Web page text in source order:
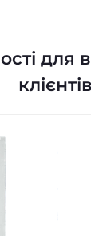
для
клієнтів